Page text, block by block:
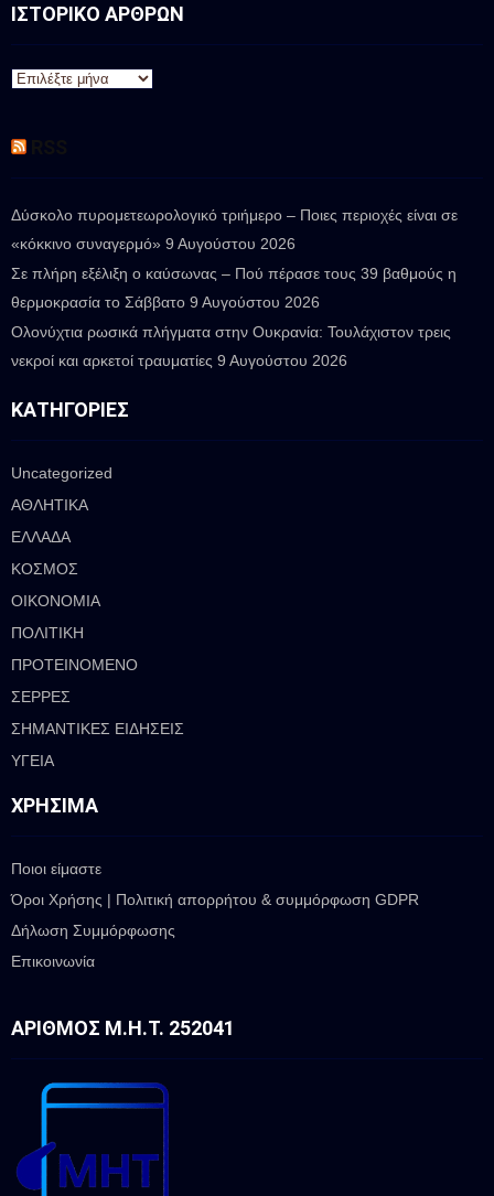
ΙΣΤΟΡΙΚΟ ΑΡΘΡΩΝ
Ο
Κ
Ο
Θ
Ρ
Ω
Δύσκολο πυρομετεωρολογικό τριήμερο – Ποιες περιοχές είναι σε
«κόκκινο συναγερμό» 9 Αυγούστου 2026
Σε πλήρη εξέλιξη ο καύσωνας – Πού πέρασε τους 39 βαθμούς η
θερμοκρασία το Σάββατο 9 Αυγούστου 2026
Ολονύχτια ρωσικά πλήγματα στην Ουκρανία: Τουλάχιστον τρεις
νεκροί και αρκετοί τραυματίες 9 Αυγούστου 2026
ΚΑΤΗΓΟΡΊΕΣ
Uncategorized
ΑΘΛΗΤΙΚΑ
ΕΛΛΑΔΑ
ΚΟΣΜΟΣ
ΟΙΚΟΝΟΜΙΑ
ΠΟΛΙΤΙΚΗ
ΠΡΟΤΕΙΝΟΜΕΝΟ
ΣΕΡΡΕΣ
ΣΗΜΑΝΤΙΚΕΣ ΕΙΔΗΣΕΙΣ
ΥΓΕΙΑ
ΧΡΉΣΙΜΑ
Ποιοι είμαστε
Όροι Χρήσης | Πολιτική απορρήτου & συμμόρφωση GDPR
Δήλωση Συμμόρφωσης
Επικοινωνία
ΑΡΙΘΜΌΣ Μ.Η.Τ. 252041